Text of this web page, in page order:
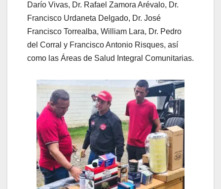
Darío Vivas, Dr. Rafael Zamora Arévalo, Dr.
Francisco Urdaneta Delgado, Dr. José
Francisco Torrealba, William Lara, Dr. Pedro
del Corral y Francisco Antonio Risques, así
como las Áreas de Salud Integral Comunitarias.